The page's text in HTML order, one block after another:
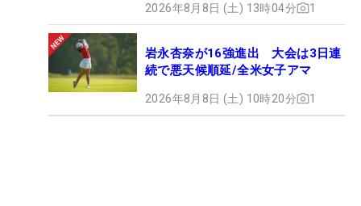
2026年8月8日 (土) 13時04分 1
岩永杏奈が16強進出 大会は3日連
続で悪天候順延/全米女子アマ
2026年8月8日 (土) 10時20分 1